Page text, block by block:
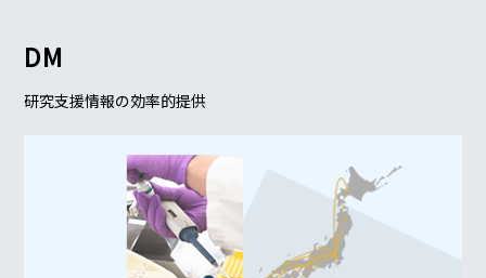
DM
研究支援情報の効率的提供